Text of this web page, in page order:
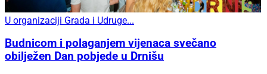
U organizaciji Grada i Udruge...
Budnicom i polaganjem vijenaca svečano
obilježen Dan pobjede u Drnišu